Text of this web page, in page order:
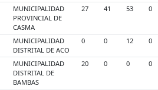
MUNICIPALIDAD
PROVINCIAL DE
CASMA
27 41 53 0
MUNICIPALIDAD
DISTRITAL DE ACO
0 0 12 0
MUNICIPALIDAD
DISTRITAL DE
BAMBAS
20 0 0 0